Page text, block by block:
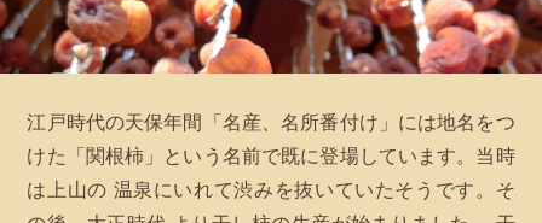
江戸時代の天保年間「名産、名所番付け」には地名をつ
けた「関根柿」という名前で既に登場しています。当時
は上山の 温泉にいれて渋みを抜いていたそうです。そ